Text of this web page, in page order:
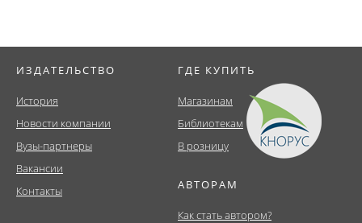
ИЗДАТЕЛЬСТВО
История
Новости компании
Вузы-партнеры
Вакансии
Контакты
ГДЕ КУПИТЬ
Магазинам
Библиотекам
В розницу
АВТОРАМ
Как стать автором?